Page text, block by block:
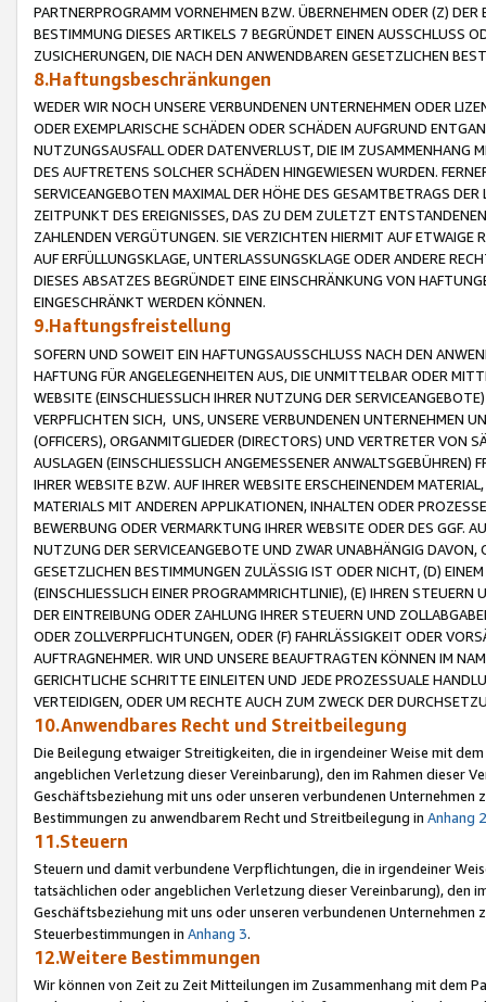
PARTNERPROGRAMM VORNEHMEN BZW. ÜBERNEHMEN ODER (Z)
BESTIMMUNG DIESES ARTIKELS 7 BEGRÜNDET EINEN AUSSCHLUSS
ZUSICHERUNGEN, DIE NACH DEN ANWENDBAREN GESETZLICHEN
8.Haftungsbeschränkungen
WEDER WIR NOCH UNSERE VERBUNDENEN UNTERNEHMEN ODER
ODER EXEMPLARISCHE SCHÄDEN ODER SCHÄDEN AUFGRUND
NUTZUNGSAUSFALL ODER DATENVERLUST, DIE IM ZUSAMMENHANG
DES AUFTRETENS SOLCHER SCHÄDEN HINGEWIESEN WURDEN.
SERVICEANGEBOTEN MAXIMAL DER HÖHE DES GESAMTBETRAGS
ZEITPUNKT DES EREIGNISSES, DAS ZU DEM ZULETZT
ZAHLENDEN VERGÜTUNGEN. SIE VERZICHTEN HIERMIT AUF
AUF ERFÜLLUNGSKLAGE, UNTERLASSUNGSKLAGE ODER ANDERE
DIESES ABSATZES BEGRÜNDET EINE EINSCHRÄNKUNG VON
EINGESCHRÄNKT WERDEN KÖNNEN.
9.Haftungsfreistellung
SOFERN UND SOWEIT EIN HAFTUNGSAUSSCHLUSS NACH DEN
HAFTUNG FÜR ANGELEGENHEITEN AUS, DIE UNMITTELBAR ODER
WEBSITE (EINSCHLIESSLICH IHRER NUTZUNG DER
VERPFLICHTEN SICH, UNS, UNSERE VERBUNDENEN UNTERNEHMEN
(OFFICERS), ORGANMITGLIEDER (DIRECTORS) UND VERTRETER VON
AUSLAGEN (EINSCHLIESSLICH ANGEMESSENER
IHRER WEBSITE BZW. AUF IHRER WEBSITE ERSCHEINENDEM
MATERIALS MIT ANDEREN APPLIKATIONEN, INHALTEN ODER
BEWERBUNG ODER VERMARKTUNG IHRER WEBSITE ODER DES GGF.
NUTZUNG DER SERVICEANGEBOTE UND ZWAR UNABHÄNGIG
GESETZLICHEN BESTIMMUNGEN ZULÄSSIG IST ODER NICHT, (D)
(EINSCHLIESSLICH EINER PROGRAMMRICHTLINIE), (E) IHREN
DER EINTREIBUNG ODER ZAHLUNG IHRER STEUERN UND
ODER ZOLLVERPFLICHTUNGEN, ODER (F) FAHRLÄSSIGKEIT ODER
AUFTRAGNEHMER. WIR UND UNSERE BEAUFTRAGTEN KÖNNEN IM
GERICHTLICHE SCHRITTE EINLEITEN UND JEDE PROZESSUALE
VERTEIDIGEN, ODER UM RECHTE AUCH ZUM ZWECK DER
10.Anwendbares Recht und Streitbeilegung
Die Beilegung etwaiger Streitigkeiten, die in irgendeiner Weise mit
angeblichen Verletzung dieser Vereinbarung), den im Rahmen dieser
Geschäftsbeziehung mit uns oder unseren verbundenen
Bestimmungen zu anwendbarem Recht und Streitbeilegung in Anhang 2
11.Steuern
Steuern und damit verbundene Verpflichtungen, die in irgendeiner
tatsächlichen oder angeblichen Verletzung dieser Vereinbarung), den
Geschäftsbeziehung mit uns oder unseren verbundenen
Steuerbestimmungen in Anhang 3.
12.Weitere Bestimmungen
Wir können von Zeit zu Zeit Mitteilungen im Zusammenhang mit dem